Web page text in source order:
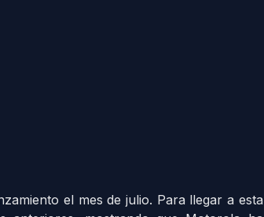
el mes de julio. Para llegar a esta